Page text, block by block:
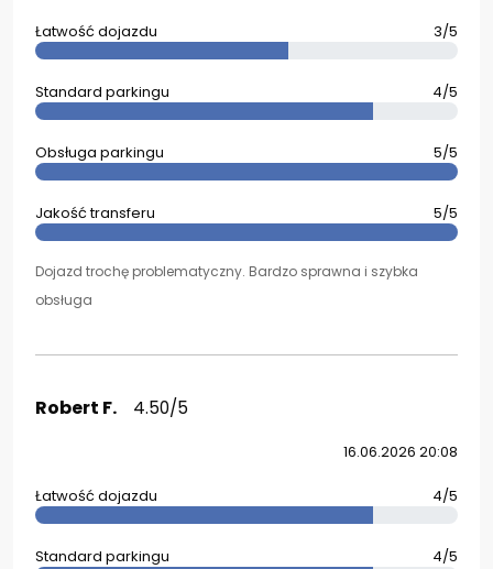
Łatwość dojazdu 3/5
Standard parkingu 4/5
Obsługa parkingu 5/5
Jakość transferu 5/5
Dojazd trochę problematyczny. Bardzo sprawna i szybka
obsługa
Robert F. 4.50/5
16.06.2026 20:08
Łatwość dojazdu 4/5
Standard parkingu 4/5